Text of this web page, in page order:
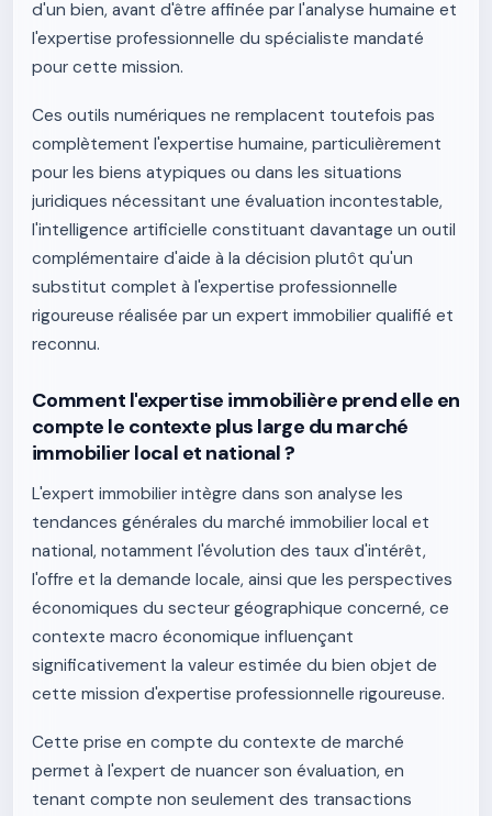
d'un bien, avant d'être affinée par l'analyse humaine et
l'expertise professionnelle du spécialiste mandaté
pour cette mission.
Ces outils numériques ne remplacent toutefois pas
complètement l'expertise humaine, particulièrement
pour les biens atypiques ou dans les situations
juridiques nécessitant une évaluation incontestable,
l'intelligence artificielle constituant davantage un outil
complémentaire d'aide à la décision plutôt qu'un
substitut complet à l'expertise professionnelle
rigoureuse réalisée par un expert immobilier qualifié et
reconnu.
Comment l'expertise immobilière prend elle en
compte le contexte plus large du marché
immobilier local et national ?
L'expert immobilier intègre dans son analyse les
tendances générales du marché immobilier local et
national, notamment l'évolution des taux d'intérêt,
l'offre et la demande locale, ainsi que les perspectives
économiques du secteur géographique concerné, ce
contexte macro économique influençant
significativement la valeur estimée du bien objet de
cette mission d'expertise professionnelle rigoureuse.
Cette prise en compte du contexte de marché
permet à l'expert de nuancer son évaluation, en
tenant compte non seulement des transactions